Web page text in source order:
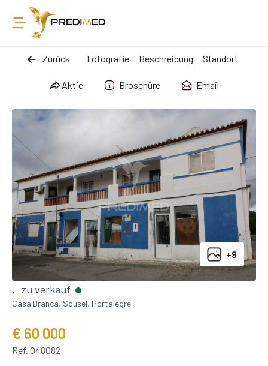
Zurück Fotografie Beschreibung Standort
Aktie Broschüre Email
+9
, zu verkauf
Casa Branca, Sousel, Portalegre
€ 60 000
Ref. 048082